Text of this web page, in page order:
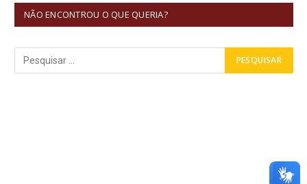
NÃO ENCONTROU O QUE QUERIA?